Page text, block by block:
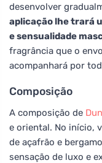
desenvolver
aplicação lhe trará
e sensualidade
fragrância que o
acompanhará por
Composição
A composição de
e oriental. No início,
de açafrão e
sensação de luxo e